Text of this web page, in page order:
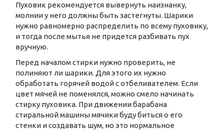
Пуховик рекомендуется вывернуть наизнанку,
молнии у него должны быть застегнуты. Шарики
нужно равномерно распределить по всему пуховику,
и тогда после мытья не придется разбивать пух
вручную.
Перед началом стирки нужно проверить, не
полиняют ли шарики. Для этого их нужно
обработать горячей водой с отбеливателем. Если
цвет мячей не поменялся, можно смело начинать
стирку пуховика. При движении барабана
стиральной машины мячики буду биться о его
стенки и создавать шум, но это нормальное